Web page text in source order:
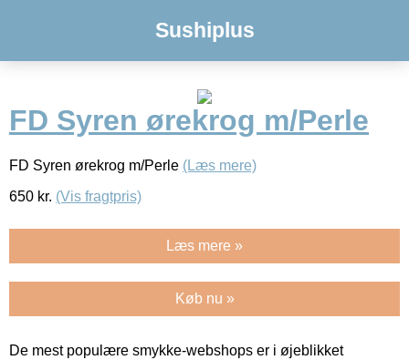
Sushiplus
FD Syren ørekrog m/Perle
FD Syren ørekrog m/Perle (Læs mere)
650 kr. (Vis fragtpris)
Læs mere »
Køb nu »
De mest populære smykke-webshops er i øjeblikket